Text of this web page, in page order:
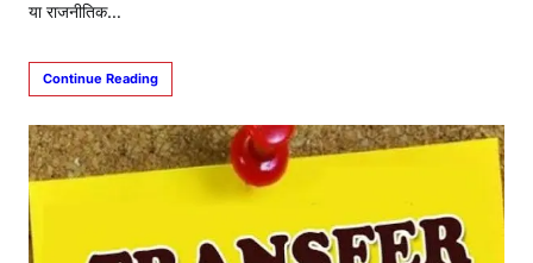
या राजनीतिक…
Continue Reading